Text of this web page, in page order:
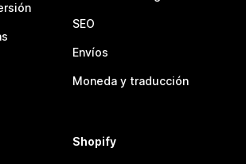
SEO
Envíos
Moneda y traducción
Shopify